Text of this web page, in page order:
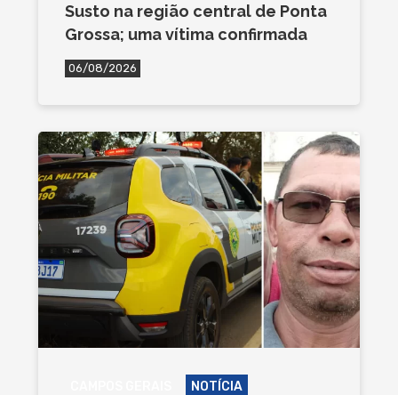
Susto na região central de Ponta
Grossa; uma vítima confirmada
06/08/2026
NOTÍCIA